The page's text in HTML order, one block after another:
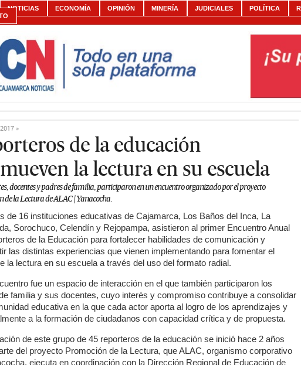
NOTICIAS ECONOMÍA OPINIÓN MINERÍA JUDICIALES POLÍTICA
»
de la educación
la lectura en su escuela
docentes y padres de familia, participaron en un encuentro organizado por el proyecto
de la Lectura de ALAC | Yanacocha.
de 16 instituciones educativas de Cajamarca, Los Baños del Inca, La
Sorochuco, Celendín y Rejopampa, asistieron al primer Encuentro Anual
de la Educación para fortalecer habilidades de comunicación y
las distintas experiencias que vienen implementando para fomentar el
la lectura en su escuela a través del uso del formato radial.
fue un espacio de interacción en el que también participaron los
familia y sus docentes, cuyo interés y compromiso contribuye a consolidar
educativa en la que cada actor aporta al logro de los aprendizajes y
a la formación de ciudadanos con capacidad crítica y de propuesta.
de este grupo de 45 reporteros de la educación se inició hace 2 años
del proyecto Promoción de la Lectura, que ALAC, organismo corporativo
ejecuta en coordinación con la Dirección Regional de Educación de